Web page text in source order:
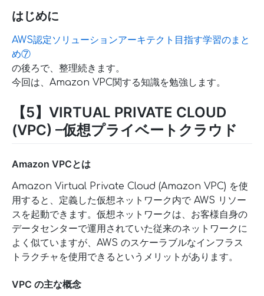
はじめに
AWS認定ソリューションアーキテクト目指す学習のまと
め⑦
の後ろで、整理続きます。
今回は、Amazon VPC関する知識を勉強します。
【5】VIRTUAL PRIVATE CLOUD
(VPC) –仮想プライベートクラウド
Amazon VPCとは
Amazon Virtual Private Cloud (Amazon VPC) を使
用すると、定義した仮想ネットワーク内で AWS リソー
スを起動できます。仮想ネットワークは、お客様自身の
データセンターで運用されていた従来のネットワークに
よく似ていますが、AWS のスケーラブルなインフラス
トラクチャを使用できるというメリットがあります。
VPC の主な概念